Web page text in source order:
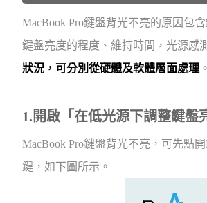
MacBook Pro鍵盤背光不亮的原因包
鍵盤亮度的程度、維持時間，光源感
狀況，可分別從硬體及軟體層面處理 。
1.開啟「在低光源下調整鍵盤
MacBook Pro鍵盤背光不亮，可先點
鍵，如下圖所示。